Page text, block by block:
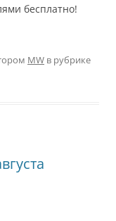
бесплатно!
MW в рубрике